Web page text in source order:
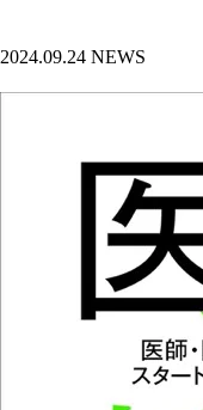
2024.09.24 NEWS